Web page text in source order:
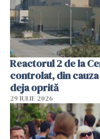
Reactorul 2 de la
controlat, din
deja oprită
29 IULIE 2026